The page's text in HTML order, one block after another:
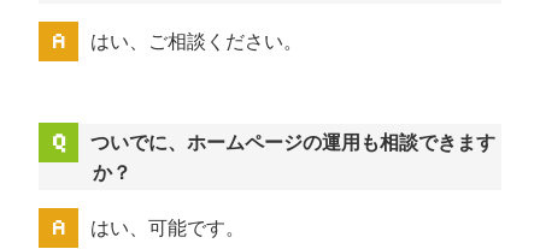
はい、ご相談ください。
ついでに、ホームページの運用も相談できます
か？
はい、可能です。